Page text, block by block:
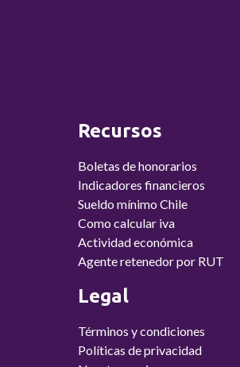
Recursos
Boletas de honorarios
Indicadores financieros
Sueldo mínimo Chile
Como calcular iva
Actividad económica
Agente retenedor por RUT
Legal
Términos y condiciones
Políticas de privacidad